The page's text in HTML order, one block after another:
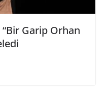
Garip Orhan